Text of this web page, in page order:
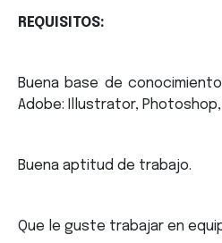
REQUISITOS:
Buena base de
Adobe: Illustrator, Photoshop,
Buena aptitud de trabajo.
Que le guste trabajar​ en